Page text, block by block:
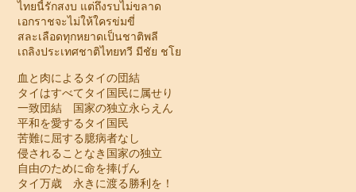
ไทยนี้รักสงบ แต่ถึงรบไม่ขลาด
เอกราชจะไม่ให้ใครข่มขี่
สละเลือดทุกหยาดเป็นชาติพลี
เถลิงประเทศชาติไทยทวี มีชัย ชโย
血と肉によるタイの団結
タイはすべてタイ国民に属せり
一致団結 国家の独立永らえん
平和を愛するタイ国民
苦難に屈する臆病者なし
侵されることなき国家の独立
自由のために命を捧げん
タイ万歳 永きに渡る勝利を！